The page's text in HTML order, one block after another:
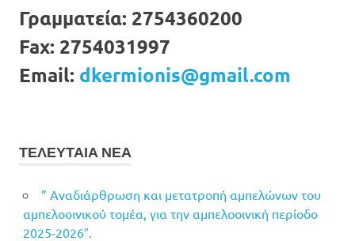
Γραμματεία: 2754360200
Fax: 2754031997
Email: dkermionis@gmail.com
ΤΕΛΕΥΤΑΙΑ ΝΕΑ
” Αναδιάρθρωση και μετατροπή αμπελώνων του
αμπελοοινικού τομέα, για την αμπελοοινική περίοδο
2025-2026″.